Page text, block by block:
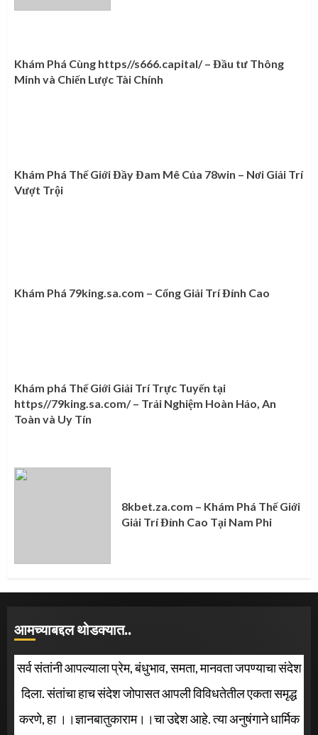
Khám Phá Cùng https//s666.capital/ – Đầu tư Thông
Minh và Chiến Lược Tài Chính
Khám Phá Thế Giới Đầy Đam Mê Của 78win – Nơi Giải Trí
Vượt Trội
Khám Phá 79king.sa.com – Cổng Giải Trí Đỉnh Cao
Khám phá Thế Giới Giải Trí Trực Tuyến tại
https//79king.sa.com/ – Trải Nghiệm Hoàn Hảo, An
Toàn và Uy Tín
8kbet.za.com – Khám Phá Thế Giới
Giải Trí Đỉnh Cao Tại Nam Phi
आमच्याबद्दल थोडक्यात..
सर्व संतांनी आपल्याला प्रेम, बंधुभाव, समता, मानवता जपण्याचा संदेश
दिला. संतांचा हाच संदेश जोपासत आपली विविधतेतील एकता समृद्ध
करणे, हा ।।ज्ञानबातुकाराम।।चा उद्देश आहे. त्या अनुषंगाने धार्मिक